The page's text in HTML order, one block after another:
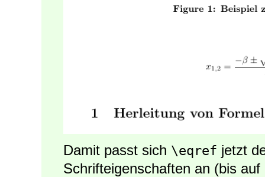
Damit passt sich \eqref jetzt
Schrifteigenschaften an (bis